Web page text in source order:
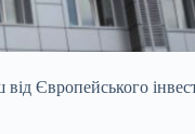
Європейського